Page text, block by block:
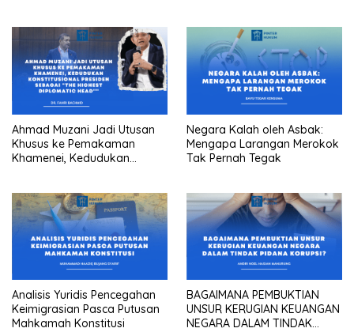
Ahmad Muzani Jadi Utusan
Khusus ke Pemakaman
Khamenei, Kedudukan
diplomatic head””
Negara Kalah oleh Asbak:
Mengapa Larangan Merokok
Tak Pernah Tegak
Analisis Yuridis Pencegahan
Keimigrasian Pasca Putusan
Mahkamah Konstitusi
BAGAIMANA PEMBUKTIAN
UNSUR KERUGIAN KEUANGAN
NEGARA DALAM TINDAK